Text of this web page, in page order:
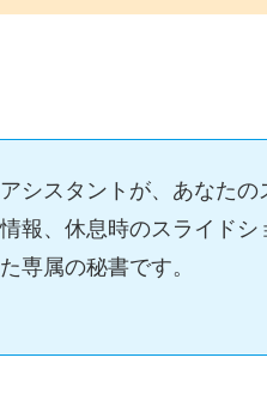
シスタントが、あなた
報、休息時のスライドシ
専属の秘書です。